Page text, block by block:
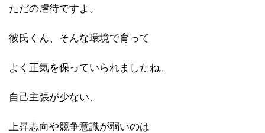
ただの虐待ですよ。
彼氏くん、そんな環境で育って
よく正気を保っていられましたね。
自己主張が少ない、
上昇志向や競争意識が弱いのは